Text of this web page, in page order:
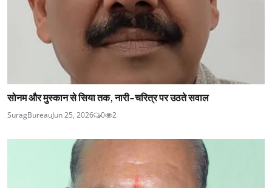
सोनम और मुस्कान से सिया तक, नारी-चरित्र पर उठते सवाल
SuragBureauJun 25, 2026 0 2